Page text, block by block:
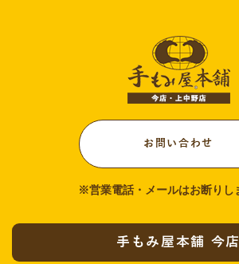
お問い合わせ
手もみ屋本舗 今店